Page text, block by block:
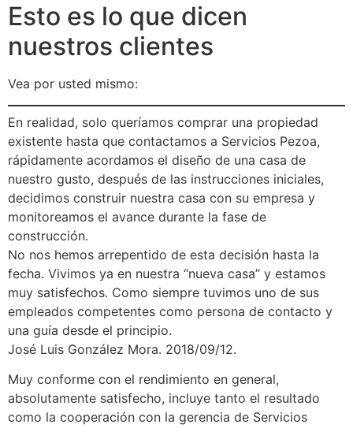
Esto es lo que dicen
nuestros clientes
Vea por usted mismo:
En realidad, solo queríamos comprar una propiedad
existente hasta que contactamos a Servicios Pezoa,
rápidamente acordamos el diseño de una casa de
nuestro gusto, después de las instrucciones iniciales,
decidimos construir nuestra casa con su empresa y
monitoreamos el avance durante la fase de
construcción.
No nos hemos arrepentido de esta decisión hasta la
fecha. Vivimos ya en nuestra “nueva casa” y estamos
muy satisfechos. Como siempre tuvimos uno de sus
empleados competentes como persona de contacto y
una guía desde el principio.
José Luis González Mora. 2018/09/12.
Muy conforme con el rendimiento en general,
absolutamente satisfecho, incluye tanto el resultado
como la cooperación con la gerencia de Servicios